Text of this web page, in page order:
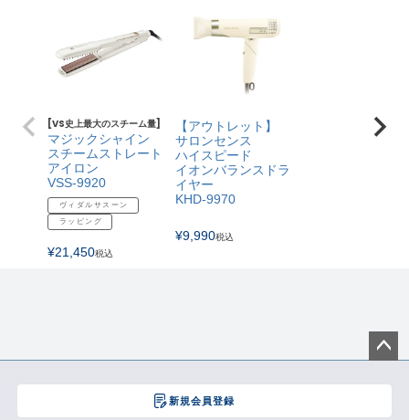
[VS史上最大のスチーム量]
マジックシャイン
スチームストレート
アイロン
VSS-9920
ヴィダルサスーン
ラッピング
¥21,450税込
【アウトレット】
サロンセンス
ハイスピード
イオンバランスドラ
イヤー
KHD-9970
¥9,990税込
新規会員登録
ジト